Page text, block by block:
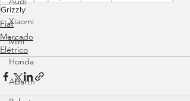
Xiaomi
Mini
Honda
Abarth
Grizzly
Fiat
Mercado
Elétrico